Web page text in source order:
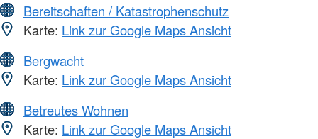
Bereitschaften / Katastrophenschutz
Karte: Link zur Google Maps Ansicht
Bergwacht
Karte: Link zur Google Maps Ansicht
Betreutes Wohnen
Karte: Link zur Google Maps Ansicht